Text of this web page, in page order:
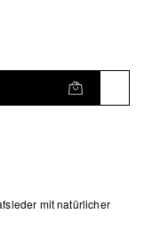
mit natürlicher